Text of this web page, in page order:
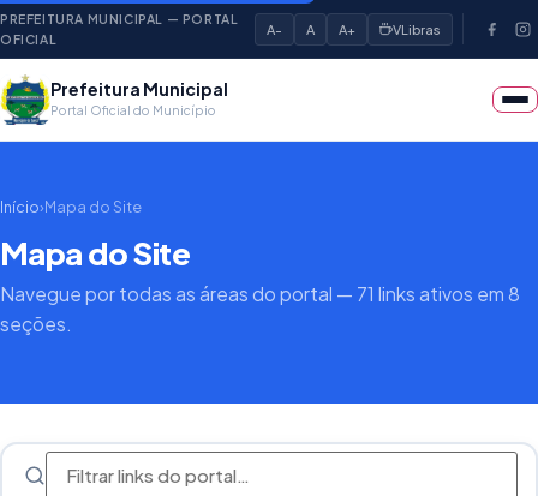
PREFEITURA MUNICIPAL — PORTAL
OFICIAL
A- A A+ VLibras
Prefeitura Municipal
Portal Oficial do Município
Início›Mapa do Site
Mapa do Site
Navegue por todas as áreas do portal — 71 links ativos em 8
seções.